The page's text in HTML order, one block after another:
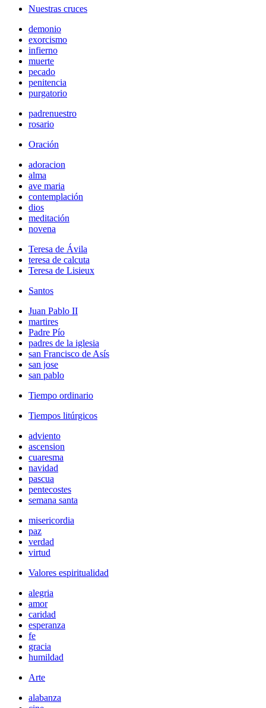
Nuestras cruces
demonio
exorcismo
infierno
muerte
pecado
penitencia
purgatorio
padrenuestro
rosario
Oración
adoracion
alma
ave maria
contemplación
dios
meditación
novena
Teresa de Ávila
teresa de calcuta
Teresa de Lisieux
Santos
Juan Pablo II
martires
Padre Pío
padres de la iglesia
san Francisco de Asís
san jose
san pablo
Tiempo ordinario
Tiempos litúrgicos
adviento
ascension
cuaresma
navidad
pascua
pentecostes
semana santa
misericordia
paz
verdad
virtud
Valores espiritualidad
alegria
amor
caridad
esperanza
fe
gracia
humildad
Arte
alabanza